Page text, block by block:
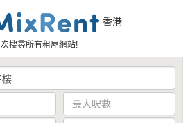
香港
搜尋所有租屋網站!